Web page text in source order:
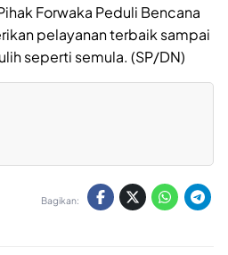
Forwaka Peduli Bencana
pelayanan terbaik sampai
seperti semula. (SP/DN)
Bagikan: